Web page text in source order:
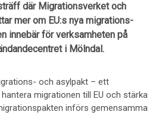
där Migrationsverket och
mer om EU:s nya migrations-
innebär för verksamheten på
i Mölndal.
och asylpakt – ett
migrationen till EU och stärka
införs gemensamma